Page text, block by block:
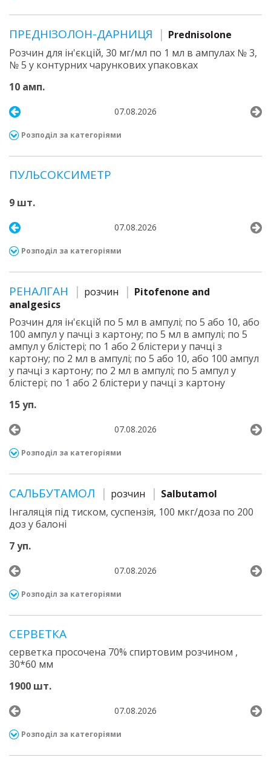
ПРЕДНІЗОЛОН-ДАРНИЦЯ
Prednisolone
Розчин для ін'єкцій, 30 мг/мл по 1 мл в ампулах № 3,
№ 5 у контурних чарункових упаковках
10 амп.
07.08.2026
Розподіл за категоріями
ПУЛЬСОКСИМЕТР
9 шт.
07.08.2026
Розподіл за категоріями
РЕНАЛГАН розчин
Pitofenone and
analgesics
Розчин для ін'єкцій по 5 мл в ампулі; по 5 або 10, або
100 ампул у пачці з картону; по 5 мл в ампулі; по 5
ампул у блістері; по 1 або 2 блістери у пачці з
картону; по 2 мл в ампулі; по 5 або 10, або 100 ампул
у пачці з картону; по 2 мл в ампулі; по 5 ампул у
блістері; по 1 або 2 блістери у пачці з картону
15 уп.
07.08.2026
Розподіл за категоріями
САЛЬБУТАМОЛ розчин
Salbutamol
Інгаляція під тиском, суспензія, 100 мкг/доза по 200
доз у балоні
7 уп.
07.08.2026
Розподіл за категоріями
СЕРВЕТКА
серветка просочена 70% спиртовим розчином ,
30*60 мм
1900 шт.
07.08.2026
Розподіл за категоріями